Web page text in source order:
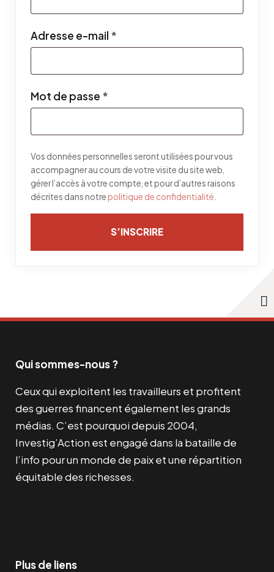
Adresse e-mail *
Mot de passe *
Vos données personnelles seront utilisées pour vous
accompagner au cours de votre visite du site web,
gérer l’accès à votre compte, et pour d’autres raisons
décrites dans notre politique de confidentialité
S’INSCRIRE
Qui sommes-nous ?
Ceux qui exploitent les travailleurs et profitent
des guerres financent également les grands
médias. C’est pourquoi depuis 2004,
Investig’Action est engagé dans la bataille de
l’info pour un monde de paix et une répartition
équitable des richesses.
Plus de liens